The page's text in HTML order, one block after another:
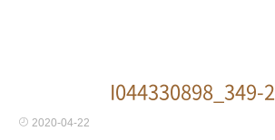
I044330898_349-
2020-04-22